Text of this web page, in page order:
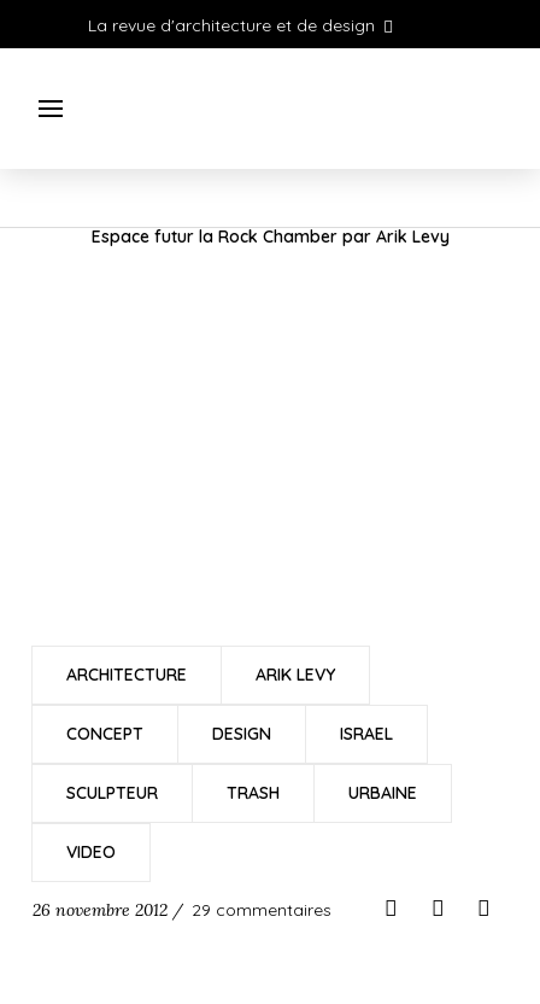
La revue d'architecture et de design
Espace futur la Rock Chamber par Arik Levy
ARCHITECTURE ARIK LEVY
CONCEPT DESIGN ISRAEL
SCULPTEUR TRASH URBAINE
VIDEO
26 novembre 2012 / 29 commentaires